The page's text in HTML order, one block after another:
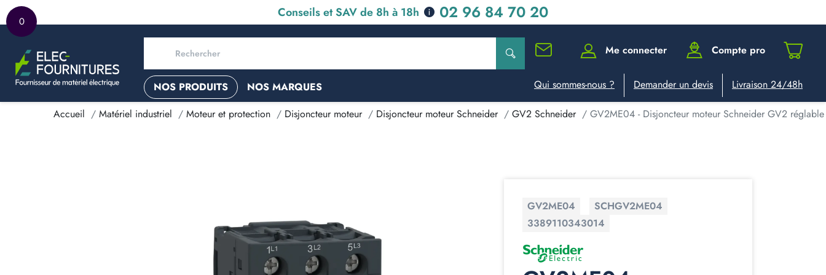
0
Conseils et SAV de 8h à 18h 02 96 84 70 20
NOS PRODUITS NOS MARQUES
Me connecter Compte pro
Qui sommes-nous ? Demander un devis Livraison 24/48h
Accueil Matériel industriel Moteur et protection Disjoncteur moteur Disjoncteur moteur Schneider GV2 Schneider GV2ME04 - Disjoncteur moteur Schneider GV2
GV2ME04
SCHGV2ME04
3389110343014